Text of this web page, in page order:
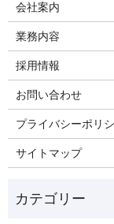
会社案内
業務内容
採用情報
お問い合わせ
プライバシーポリ
サイトマップ